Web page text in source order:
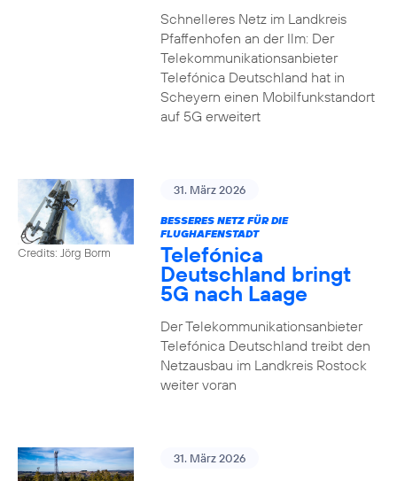
Schnelleres Netz im Landkreis
Pfaffenhofen an der Ilm: Der
Telekommunikationsanbieter
Telefónica Deutschland hat in
Scheyern einen Mobilfunkstandort
auf 5G erweitert
Credits: Jörg Borm
31. März 2026
BESSERES NETZ FÜR DIE
FLUGHAFENSTADT
Telefónica
Deutschland bringt
5G nach Laage
Der Telekommunikationsanbieter
Telefónica Deutschland treibt den
Netzausbau im Landkreis Rostock
weiter voran
31. März 2026